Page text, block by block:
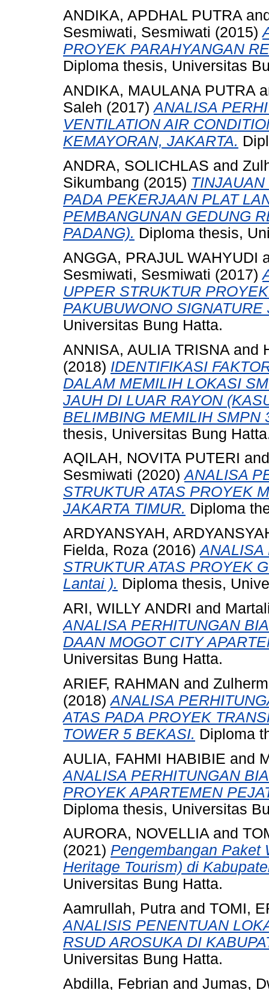
ANDIKA, APDHAL PUTRA
Sesmiwati, Sesmiwati (2015)
PROYEK PARAHYANGAN
Diploma thesis, Universitas
ANDIKA, MAULANA PUTRA
Saleh (2017)ANALISA
VENTILATION AIR
KEMAYORAN, JAKARTA.
ANDRA, SOLICHLAS and
Sikumbang (2015)
PADA PEKERJAAN PLAT
PEMBANGUNAN GEDUNG
PADANG). Diploma thesis,
ANGGA, PRAJUL WAHYUDI
Sesmiwati, Sesmiwati (2017)
UPPER STRUKTUR
PAKUBUWONO SIGNATURE
Universitas Bung Hatta.
ANNISA, AULIA TRISNA and
(2018) IDENTIFIKASI
DALAM MEMILIH LOKASI
JAUH DI LUAR RAYON
BELIMBING MEMILIH SMPN
thesis, Universitas Bung
AQILAH, NOVITA PUTERI
Sesmiwati (2020)ANALISA
STRUKTUR ATAS PROYEK
JAKARTA TIMUR. Diploma
ARDYANSYAH,
Fielda, Roza (2016)ANALISA
STRUKTUR ATAS PROYEK
Lantai ). Diploma thesis,
ARI, WILLY ANDRI and
ANALISA PERHITUNGAN
DAAN MOGOT CITY
Universitas Bung Hatta.
ARIEF, RAHMAN and
(2018)ANALISA
ATAS PADA PROYEK
TOWER 5 BEKASI. Diploma
AULIA, FAHMI HABIBIE and
ANALISA PERHITUNGAN
PROYEK APARTEMEN
Diploma thesis, Universitas
AURORA, NOVELLIA and
(2021) Pengembangan Paket
Heritage Tourism) di
Universitas Bung Hatta.
Aamrullah, Putra and TOMI,
ANALISIS PENENTUAN
RSUD AROSUKA DI
Universitas Bung Hatta.
Abdilla, Febrian and Jumas,